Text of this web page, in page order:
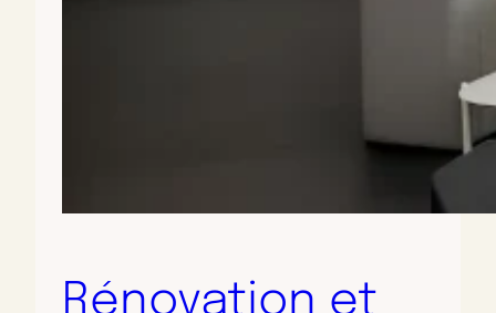
Rénovation et